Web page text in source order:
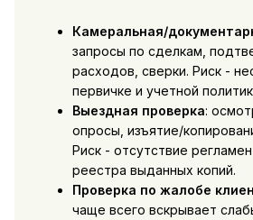
Камеральная/
запросы по сделкам,
расходов, сверки. Риск -
первичке и учетной
Выездная проверка:
опросы, изъятие/
Риск - отсутствие
реестра выданных копий.
Проверка по жалобе
чаще всего вскрывает